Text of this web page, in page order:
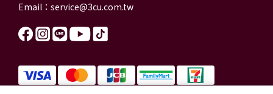
Email： service@3cu.com.tw